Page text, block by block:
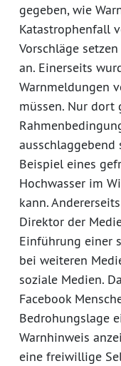
gegeben, wie
Katastrophenfall
Vorschläge
an. Einerseits
Warnmeldungen
müssen. Nur dort
ausschlaggebend
Beispiel eines
Hochwasser im
kann.
Direktor der
Einführung einer
bei weiteren
soziale Medien.
Facebook
Bedrohungslage
Warnhinweis
eine freiwillige